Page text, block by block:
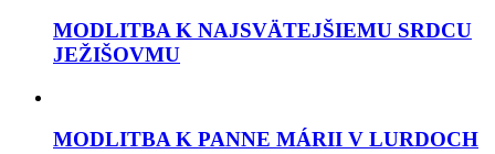
MODLITBA K NAJSVÄTEJŠIEMU SRDCU
JEŽIŠOVMU
MODLITBA K PANNE MÁRII V LURDOCH